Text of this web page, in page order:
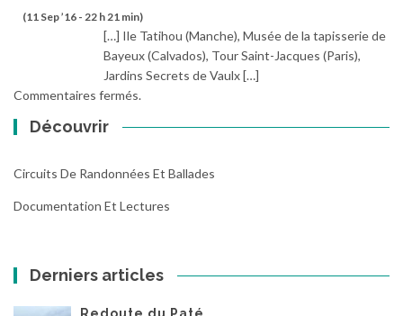
(11 Sep ’16 - 22 h 21 min)
[…] Ile Tatihou (Manche), Musée de la tapisserie de
Bayeux (Calvados), Tour Saint-Jacques (Paris),
Jardins Secrets de Vaulx […]
Commentaires fermés.
Découvrir
Circuits De Randonnées Et Ballades
Documentation Et Lectures
Derniers articles